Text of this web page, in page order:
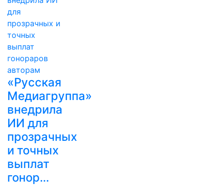
«Русская
Медиагруппа»
внедрила
ИИ для
прозрачных
и точных
выплат
гонор…